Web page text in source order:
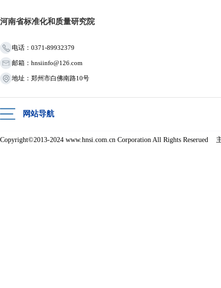
河南省标准化和质量研究院
电话：0371-89932379
邮箱：hnsiinfo@126.com
地址：郑州市白佛南路10号
网站导航
Copyright©2013-2024 www.hnsi.com.cn Corporation All Rights